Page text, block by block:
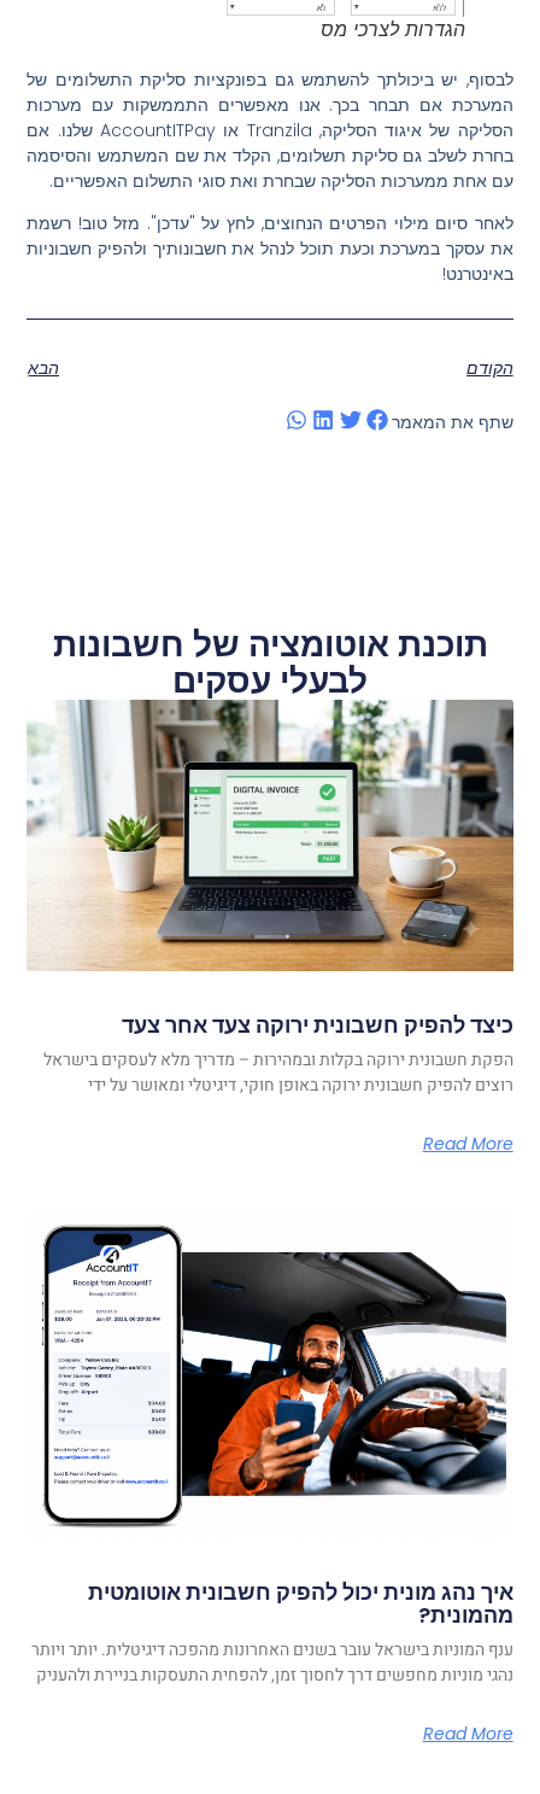
הגדרות לצרכי מס
לבסוף, יש ביכולתך להשתמש גם בפונקציות סליקת התשלומים של
המערכת אם תבחר בכך. אנו מאפשרים התממשקות עם מערכות
הסליקה של איגוד הסליקה, Tranzila או AccountITPay שלנו. אם
בחרת לשלב גם סליקת תשלומים, הקלד את שם המשתמש והסיסמה
עם אחת ממערכות הסליקה שבחרת ואת סוגי התשלום האפשריים.
לאחר סיום מילוי הפרטים הנחוצים, לחץ על "עדכן". מזל טוב! רשמת
את עסקך במערכת וכעת תוכל לנהל את חשבונותיך ולהפיק חשבוניות
באינטרנט!
הקודם הבא
שתף את המאמר
תוכנת אוטומציה של חשבונות
לבעלי עסקים
כיצד להפיק חשבונית ירוקה צעד אחר צעד
הפקת חשבונית ירוקה בקלות ובמהירות – מדריך מלא לעסקים בישראל
רוצים להפיק חשבונית ירוקה באופן חוקי, דיגיטלי ומאושר על ידי
Read More
איך נהג מונית יכול להפיק חשבונית אוטומטית
מהמונית?
ענף המוניות בישראל עובר בשנים האחרונות מהפכה דיגיטלית. יותר ויותר
נהגי מוניות מחפשים דרך לחסוך זמן, להפחית התעסקות בניירת ולהעניק
Read More